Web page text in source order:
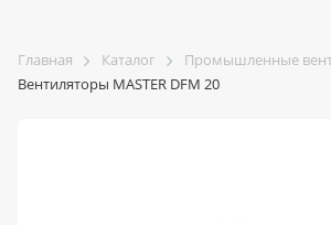
Главная Каталог
Промышленные
Вентиляторы MASTER DFM 20